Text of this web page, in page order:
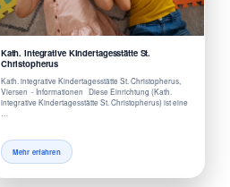
Kath. integrative Kindertagesstätte St.
Christopherus
Kath. integrative Kindertagesstätte St. Christopherus,
Viersen - Informationen Diese Einrichtung (Kath.
integrative Kindertagesstätte St. Christopherus) ist eine
Mehr erfahren